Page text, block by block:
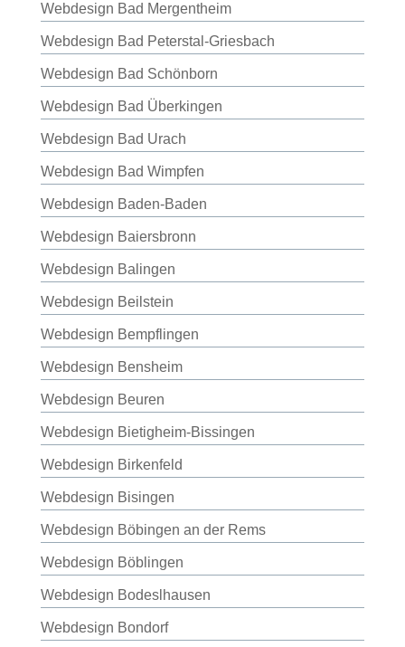
Webdesign Bad Mergentheim
Webdesign Bad Peterstal-Griesbach
Webdesign Bad Schönborn
Webdesign Bad Überkingen
Webdesign Bad Urach
Webdesign Bad Wimpfen
Webdesign Baden-Baden
Webdesign Baiersbronn
Webdesign Balingen
Webdesign Beilstein
Webdesign Bempflingen
Webdesign Bensheim
Webdesign Beuren
Webdesign Bietigheim-Bissingen
Webdesign Birkenfeld
Webdesign Bisingen
Webdesign Böbingen an der Rems
Webdesign Böblingen
Webdesign Bodeslhausen
Webdesign Bondorf